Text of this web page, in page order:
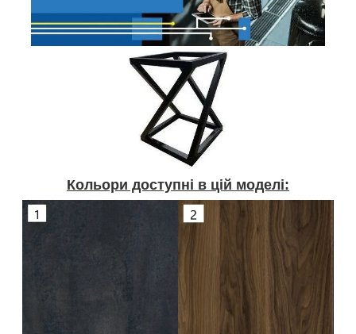
Кольори доступні в цій моделі: